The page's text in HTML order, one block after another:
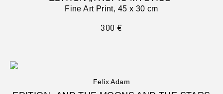
Fine Art Print, 45 x 30 cm
300 €
Felix Adam